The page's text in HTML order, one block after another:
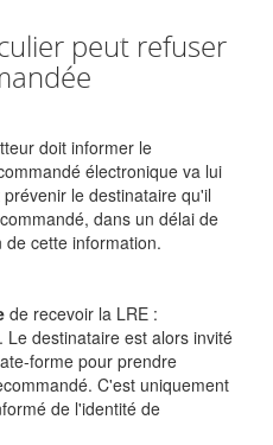
peut refuser
doit informer le
électronique va lui
le destinataire qu'il
dans un délai de
cette information.
de recevoir la LRE :
Le destinataire est alors invité
forme pour prendre
C'est uniquement
de l'identité de